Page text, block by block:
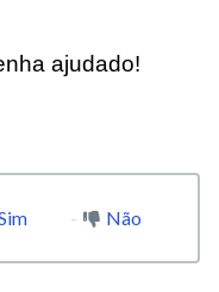
ajudado!
Não